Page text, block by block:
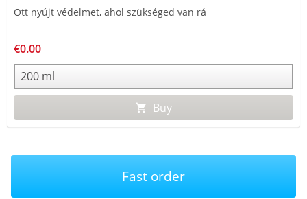
Ott nyújt védelmet, ahol szükséged van rá
€0.00
Buy
Fast order